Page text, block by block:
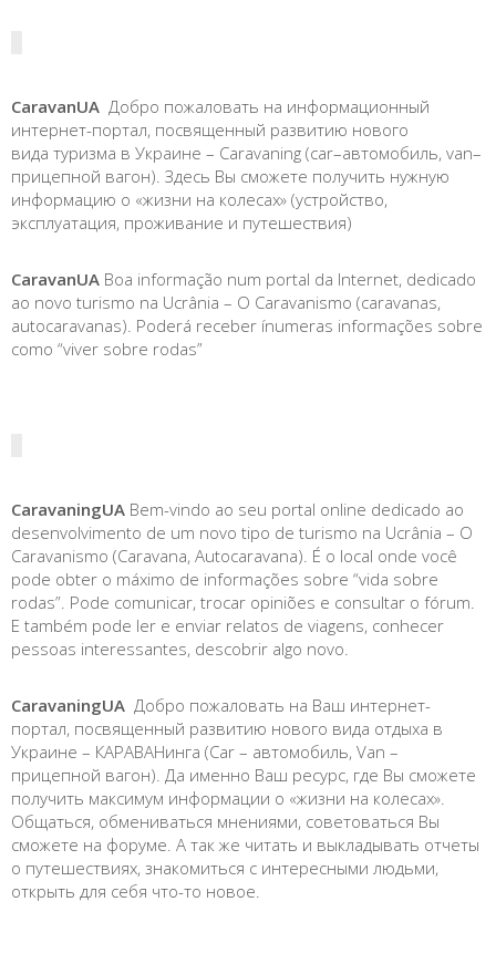
CaravanUA Добро пожаловать на информационный
интернет-портал, посвященный развитию нового
вида туризма в Украине – Caravaning (car–автомобиль, van–
прицепной вагон). Здесь Вы сможете получить нужную
информацию о «жизни на колесах» (устройство,
эксплуатация, проживание и путешествия)
CaravanUA Boa informação num portal da Internet, dedicado
ao novo turismo na Ucrânia – O Caravanismo (caravanas,
autocaravanas). Poderá receber ínumeras informações sobre
como “viver sobre rodas”
CaravaningUA Bem-vindo ao seu portal online dedicado ao
desenvolvimento de um novo tipo de turismo na Ucrânia – O
Caravanismo (Caravana, Autocaravana). É o local onde você
pode obter o máximo de informações sobre “vida sobre
rodas”. Pode comunicar, trocar opiniões e consultar o fórum.
E também pode ler e enviar relatos de viagens, conhecer
pessoas interessantes, descobrir algo novo.
CaravaningUA Добро пожаловать на Ваш интернет-
портал, посвященный развитию нового вида отдыха в
Украине – КАРАВАНинга (Car – автомобиль, Van –
прицепной вагон). Да именно Ваш ресурс, где Вы сможете
получить максимум информации о «жизни на колесах».
Общаться, обмениваться мнениями, советоваться Вы
сможете на форуме. А так же читать и выкладывать отчеты
о путешествиях, знакомиться с интересными людьми,
открыть для себя что-то новое.